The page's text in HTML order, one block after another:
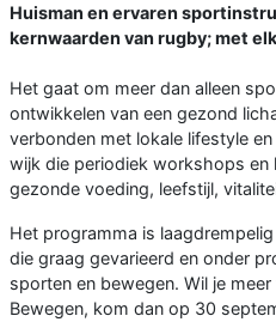
Huisman en ervaren
kernwaarden van rugby; met
Het gaat om meer dan alleen
ontwikkelen van een gezond
verbonden met lokale lifestyle
wijk die periodiek workshops en
gezonde voeding, leefstijl,
Het programma is
die graag gevarieerd en onder
sporten en bewegen. Wil je
Bewegen, kom dan op 30